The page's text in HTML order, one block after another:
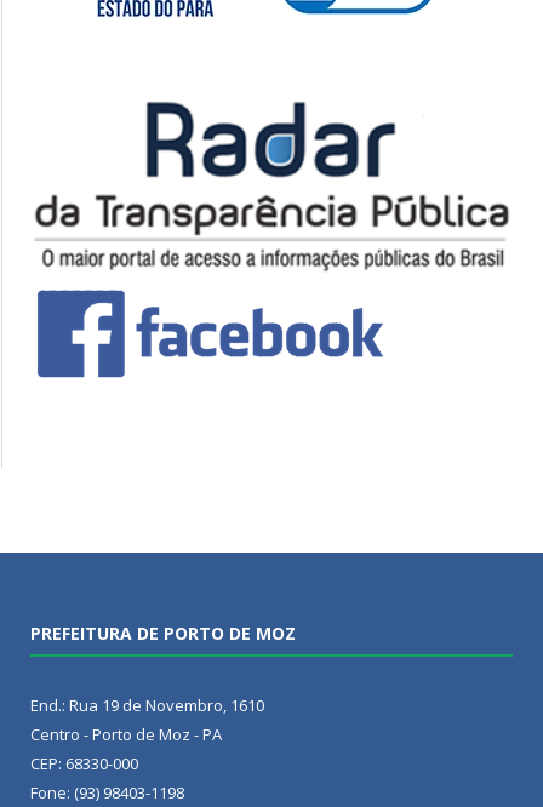
PREFEITURA DE PORTO DE MOZ
End.: Rua 19 de Novembro, 1610
Centro - Porto de Moz - PA
CEP: 68330-000
Fone: (93) 98403-1198